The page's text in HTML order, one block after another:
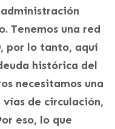
Tenemos una red
por lo tanto, aquí
histórica del
necesitamos una
de circulación,
eso, lo que